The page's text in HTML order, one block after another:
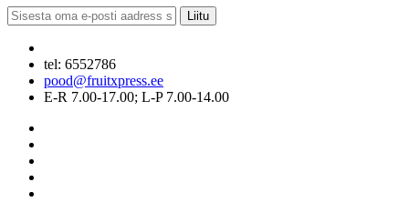
Liitu
tel: 6552786
pood@fruitxpress.ee
E-R 7.00-17.00; L-P 7.00-14.00